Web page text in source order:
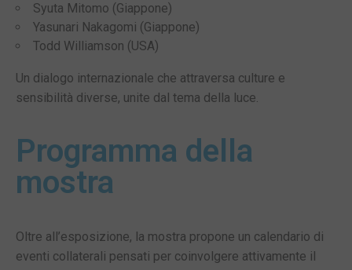
Syuta Mitomo (Giappone)
Yasunari Nakagomi (Giappone)
Todd Williamson (USA)
Un dialogo internazionale che attraversa culture e
sensibilità diverse, unite dal tema della luce.
Programma della
mostra
Oltre all’esposizione, la mostra propone un calendario di
eventi collaterali pensati per coinvolgere attivamente il